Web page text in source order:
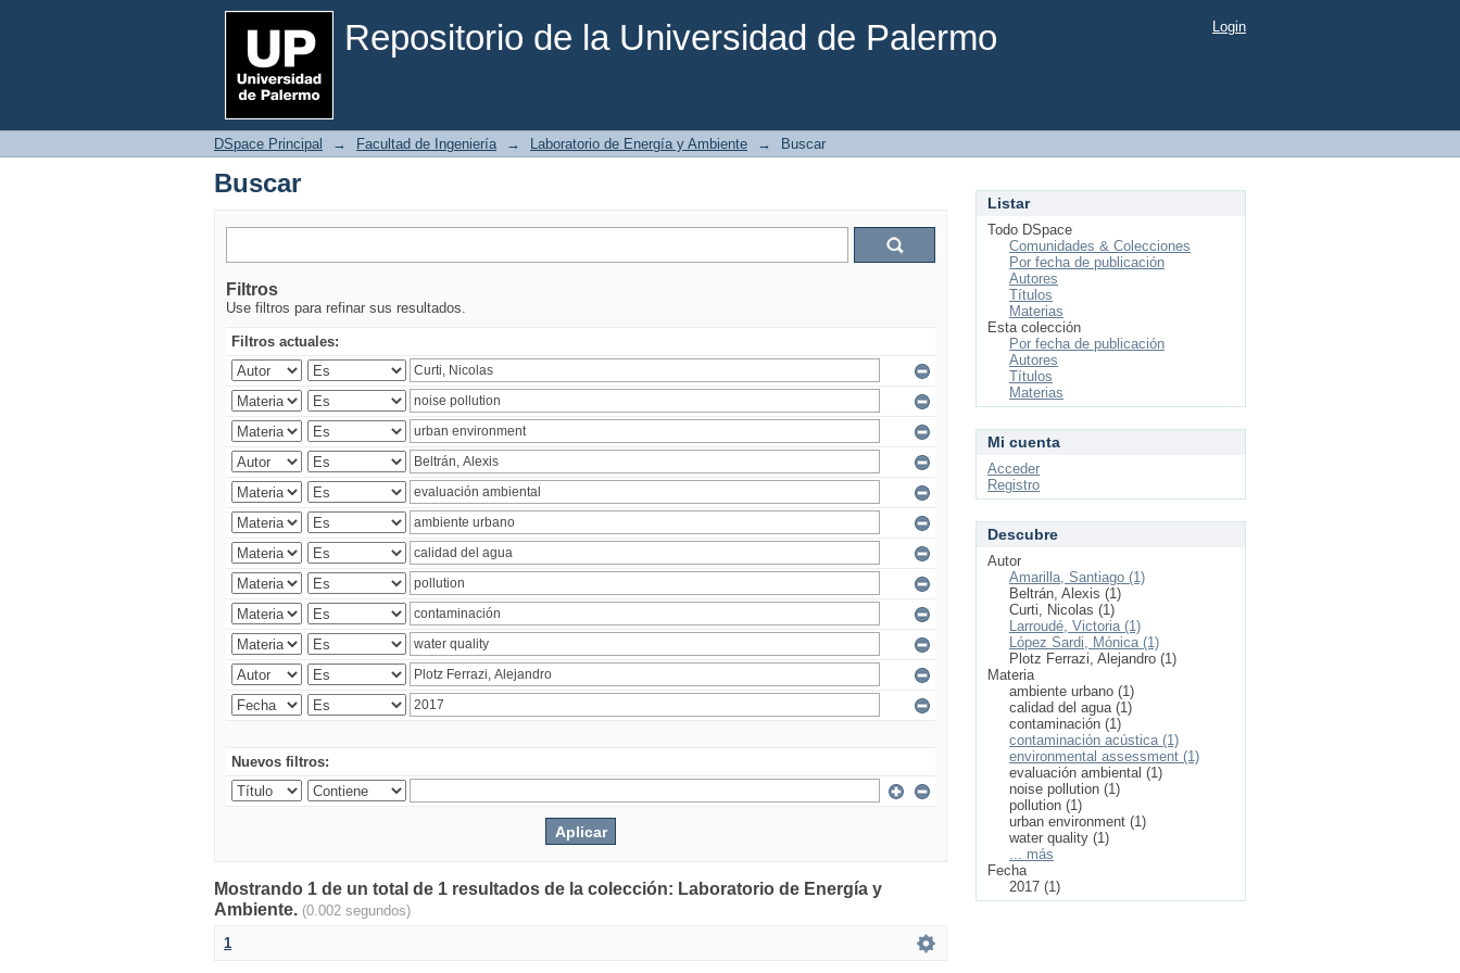
Repositorio de la Universidad de Palermo
Buscar Login
DSpace Principal → Facultad de Ingeniería → Laboratorio de Energía y Ambiente → Buscar
Buscar
Filtros
Use filtros para refinar sus resultados.
Filtros actuales:
Nuevos filtros:
Mostrando 1 de un total de 1 resultados de la colección: Laboratorio de Energía y
Ambiente. (0.002 segundos)
1
Listar
Todo DSpace
Comunidades & Colecciones
Por fecha de publicación
Autores
Títulos
Materias
Esta colección
Por fecha de publicación
Autores
Títulos
Materias
Mi cuenta
Acceder
Registro
Descubre
Autor
Amarilla, Santiago (1)
Beltrán, Alexis (1)
Curti, Nicolas (1)
Larroudé, Victoria (1)
López Sardi, Mónica (1)
Plotz Ferrazi, Alejandro (1)
Materia
ambiente urbano (1)
calidad del agua (1)
contaminación (1)
contaminación acústica (1)
environmental assessment (1)
evaluación ambiental (1)
noise pollution (1)
pollution (1)
urban environment (1)
water quality (1)
... más
Fecha
2017 (1)